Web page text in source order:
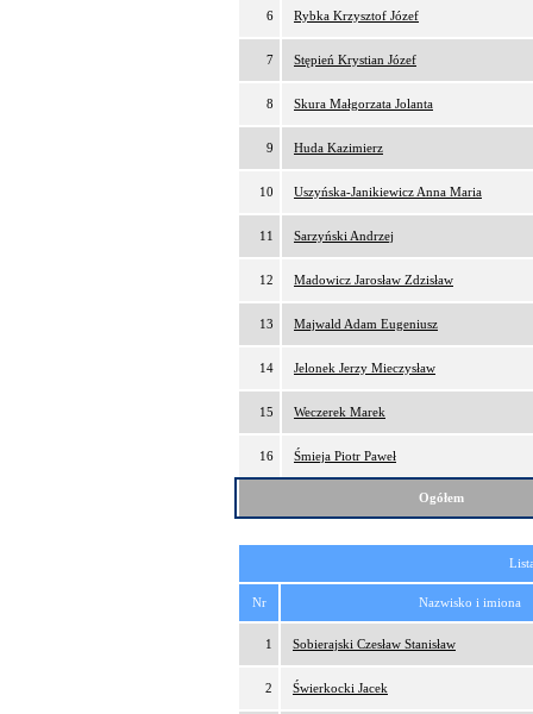
6 Rybka Krzysztof Józef
7 Stępień Krystian Józef
8 Skura Małgorzata Jolanta
9 Huda Kazimierz
10 Uszyńska-Janikiewicz Anna Maria
11 Sarzyński Andrzej
12 Madowicz Jarosław Zdzisław
13 Majwald Adam Eugeniusz
14 Jelonek Jerzy Mieczysław
15 Weczerek Marek
16 Śmieja Piotr Paweł
Ogółem
Nr Nazwisko i imiona
1 Sobierajski Czesław Stanisław
2 Świerkocki Jacek